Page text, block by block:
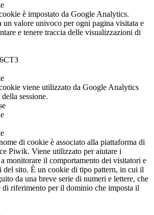
è impostato da Google Analytics.
un valore univoco per ogni pagina visitata e
e tenere traccia delle visualizzazioni di
viene utilizzato da Google Analytics
sessione.
di cookie è associato alla piattaforma di
Piwik. Viene utilizzato per aiutare i
monitorare il comportamento dei visitatori e
del sito. È un cookie di tipo pattern, in cui il
da una breve serie di numeri e lettere, che
di riferimento per il dominio che imposta il